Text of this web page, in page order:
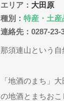
エリア： 大田原
種別： 特産・土産
連絡先：0287-23-
那須連山という自
「地酒のまち」
の地酒とまちおこ